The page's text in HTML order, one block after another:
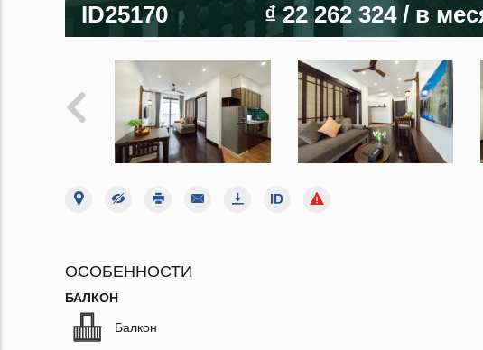
ID25170 ₫ 22 262 324 / в
ОСОБЕННОСТИ
БАЛКОН
Балкон